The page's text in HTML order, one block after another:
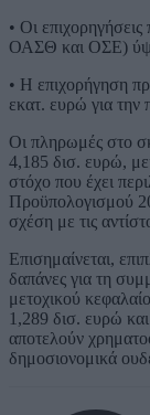
• Οι
ΟΑΣΘ και ΟΣΕ)
• Η επιχορήγηση
εκατ. ευρώ για
Οι πληρωμές στο
4,185 δισ. ευρώ,
στόχο που έχει
Προϋπολογισμού
σχέση με τις
Επισημαίνεται,
δαπάνες για τη
μετοχικού
1,289 δισ. ευρώ
αποτελούν
δημοσιονομικά